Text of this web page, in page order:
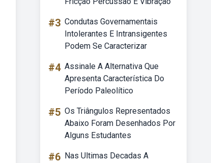
#3 Condutas Governamentais
Intolerantes E Intransigentes
Podem Se Caracterizar
#4 Assinale A Alternativa Que
Apresenta Característica Do
Período Paleolítico
#5 Os Triângulos Representados
Abaixo Foram Desenhados Por
Alguns Estudantes
#6 Nas Ultimas Decadas A